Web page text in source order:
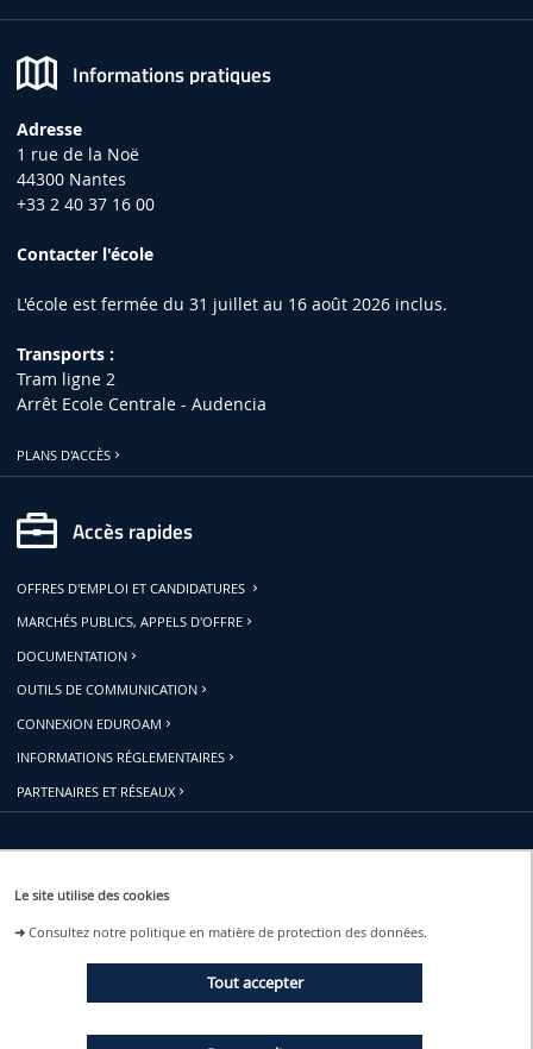
Le site utilise des cookies
➜Consultez notre politique en matière de protection des données.
Tout accepter
Informations pratiques
Adresse
1 rue de la Noë
44300 Nantes
+33 2 40 37 16 00
Contacter l'école
L'école est fermée du 31 juillet au 16 août 2026 inclus.
Transports :
Tram ligne 2
Arrêt Ecole Centrale - Audencia
PLANS D'ACCÈS
Accès rapides
OFFRES D'EMPLOI ET CANDIDATURES
MARCHÉS PUBLICS, APPELS D'OFFRE
DOCUMENTATION
OUTILS DE COMMUNICATION
CONNEXION EDUROAM
INFORMATIONS RÉGLEMENTAIRES
PARTENAIRES ET RÉSEAUX
ACTUALITÉS